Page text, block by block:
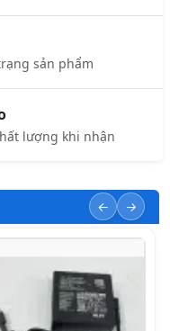
sản phẩm
lượng khi nhận